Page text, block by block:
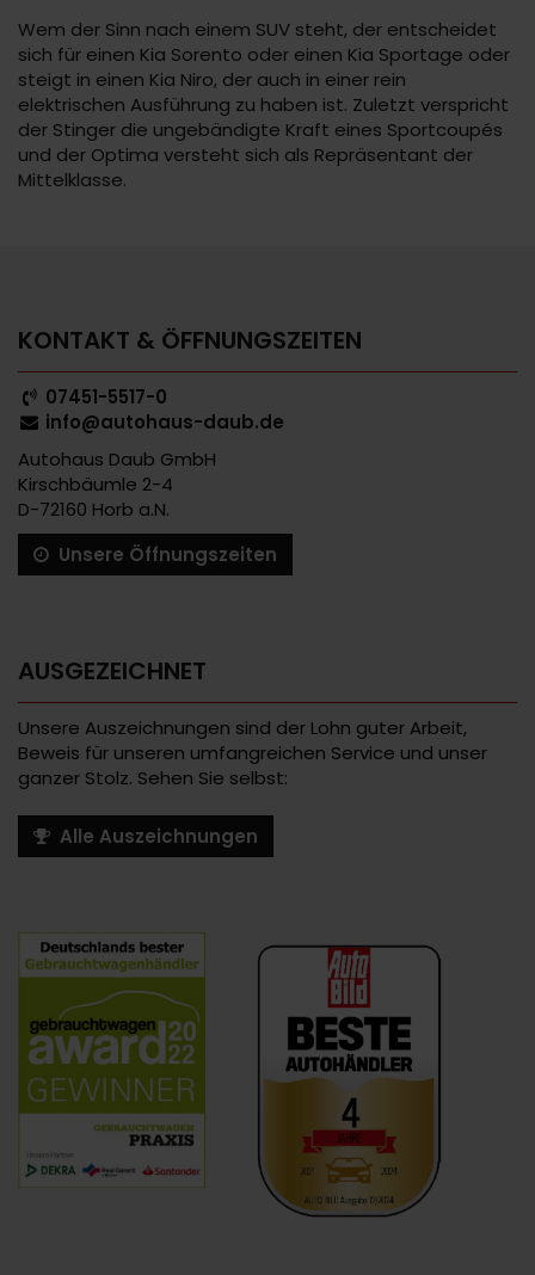
Wem der Sinn nach einem SUV steht, der entscheidet
sich für einen Kia Sorento oder einen Kia Sportage oder
steigt in einen Kia Niro, der auch in einer rein
elektrischen Ausführung zu haben ist. Zuletzt verspricht
der Stinger die ungebändigte Kraft eines Sportcoupés
und der Optima versteht sich als Repräsentant der
Mittelklasse.
KONTAKT & ÖFFNUNGSZEITEN
07451-5517-0
info@autohaus-daub.de
Autohaus Daub GmbH
Kirschbäumle 2-4
D-72160 Horb a.N.
Unsere Öffnungszeiten
AUSGEZEICHNET
Unsere Auszeichnungen sind der Lohn guter Arbeit,
Beweis für unseren umfangreichen Service und unser
ganzer Stolz. Sehen Sie selbst:
Alle Auszeichnungen